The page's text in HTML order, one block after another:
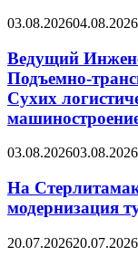
03.08.202604.08.2026
Ведущий
Подъемно-
Сухих
03.08.202603.08.2026
На
модернизация
20.07.202620.07.2026